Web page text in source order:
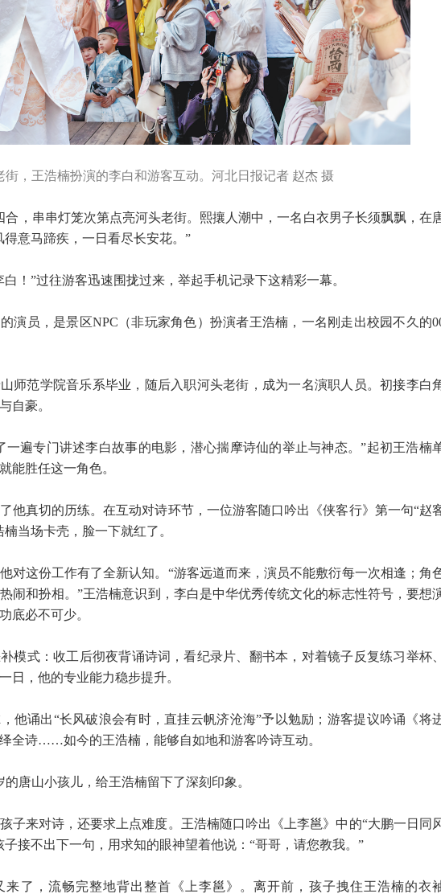
街，王浩楠扮演的李白和游客互动。河北日报记者 赵杰 摄
合，串串灯笼次第点亮河头老街。熙攘人潮中，一名白衣男子长须飘飘，在
得意马蹄疾，一日看尽长安花。”
！”过往游客迅速围拢过来，举起手机记录下这精彩一幕。
演员，是景区NPC（非玩家角色）扮演者王浩楠，一名刚走出校园不久的
师范学院音乐系毕业，随后入职河头老街，成为一名演职人员。初接李白
自豪。
一遍专门讲述李白故事的电影，潜心揣摩诗仙的举止与神态。”起初王浩楠
能胜任这一角色。
他真切的历练。在互动对诗环节，一位游客随口吟出《侠客行》第一句“赵
当场卡壳，脸一下就红了。
对这份工作有了全新认知。“游客远道而来，演员不能敷衍每一次相逢；角
闹和扮相。”王浩楠意识到，李白是中华优秀传统文化的标志性符号，要想
底必不可少。
模式：收工后彻夜背诵诗词，看纪录片、翻书本，对着镜子反复练习举杯、
日，他的专业能力稳步提升。
他诵出“长风破浪会有时，直挂云帆济沧海”予以勉励；游客提议吟诵《将
全诗……如今的王浩楠，能够自如地和游客吟诗互动。
唐山小孩儿，给王浩楠留下了深刻印象。
子来对诗，还要求上点难度。王浩楠随口吟出《上李邕》中的“大鹏一日同
接不出下一句，用求知的眼神望着他说：“哥哥，请您教我。”
来了，流畅完整地背出整首《上李邕》。离开前，孩子拽住王浩楠的衣